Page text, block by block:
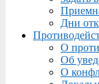
Дни
О
Об
О